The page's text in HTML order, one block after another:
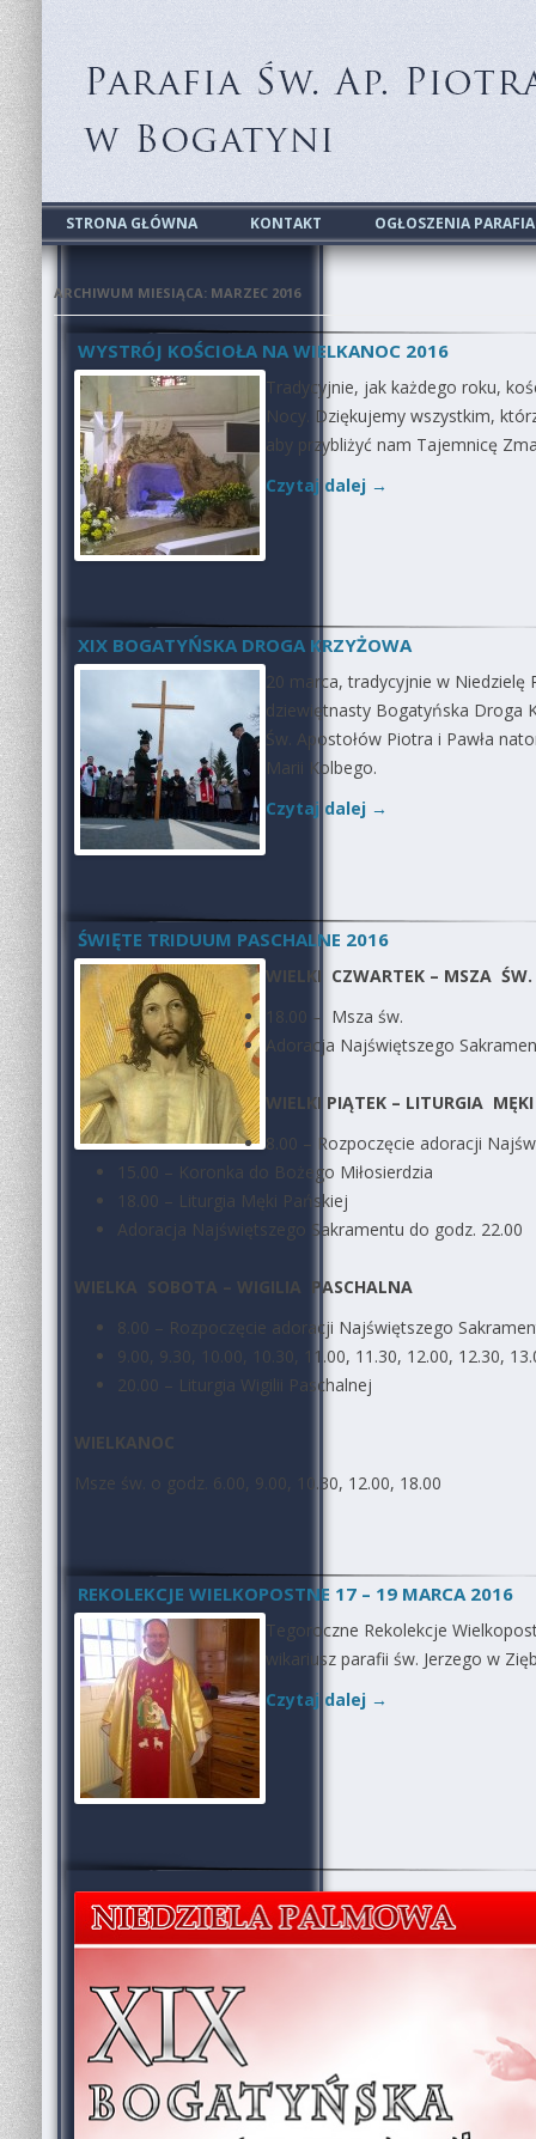
Parafia św. apostołów Piotra i
STRONA GŁÓWNA KONTAKT OGŁOSZENIA
ARCHIWUM MIESIĄCA: MARZEC 2016
WYSTRÓJ KOŚCIOŁA NA WIELKANOC 2016
Tradycyjnie, jak każdego roku,
Nocy. Dziękujemy wszystkim,
aby przybliżyć nam Tajemnicę
Czytaj dalej →
XIX BOGATYŃSKA DROGA KRZYŻOWA
20 marca, tradycyjnie w Niedzielę
dziewiętnasty Bogatyńska Droga
Św. Apostołów Piotra i Pawła
Marii Kolbego.
Czytaj dalej →
ŚWIĘTE TRIDUUM PASCHALNE 2016
WIELKI CZWARTEK – MSZA ŚW.
18.00 – Msza św.
Adoracja Najświętszego
WIELKI PIĄTEK – LITURGIA MĘKI
8.00 – Rozpoczęcie adoracji
15.00 – Koronka do Bożego Miłosierdzia
18.00 – Liturgia Męki Pańskiej
Adoracja Najświętszego Sakramentu do godz. 22.00
WIELKA SOBOTA – WIGILIA PASCHALNA
8.00 – Rozpoczęcie adoracji Najświętszego
9.00, 9.30, 10.00, 10.30, 11.00, 11.30, 12.00, 12.30,
20.00 – Liturgia Wigilii Paschalnej
WIELKANOC
Msze św. o godz. 6.00, 9.00, 10.30, 12.00, 18.00
REKOLEKCJE WIELKOPOSTNE 17 – 19 MARCA 2016
Tegoroczne Rekolekcje
wikariusz parafii św. Jerzego w
Czytaj dalej →